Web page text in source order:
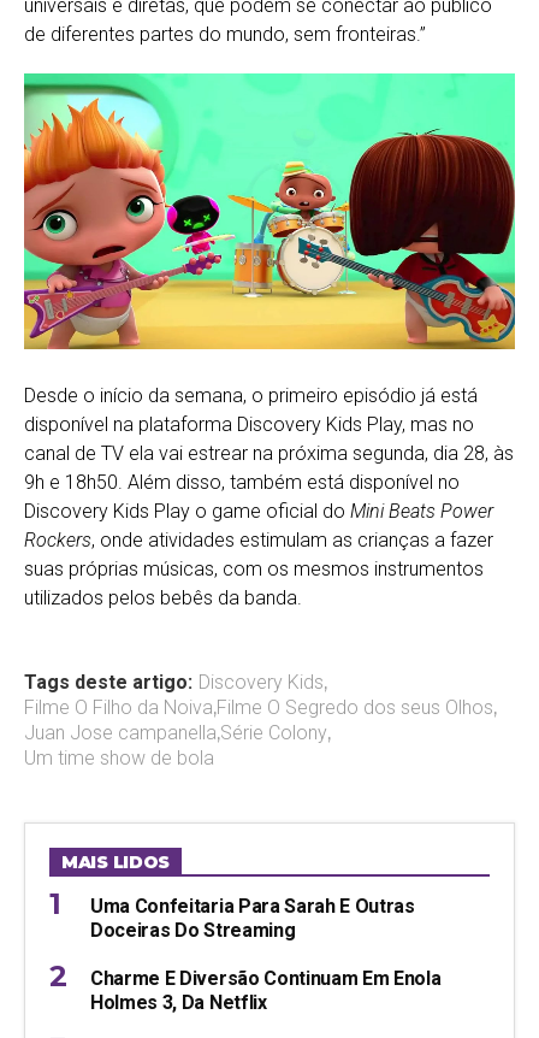
universais e diretas, que podem se conectar ao público
de diferentes partes do mundo, sem fronteiras.”
Desde o início da semana, o primeiro episódio já está
disponível na plataforma Discovery Kids Play, mas no
canal de TV ela vai estrear na próxima segunda, dia 28, às
9h e 18h50. Além disso, também está disponível no
Discovery Kids Play o game oficial do Mini Beats Power
Rockers, onde atividades estimulam as crianças a fazer
suas próprias músicas, com os mesmos instrumentos
utilizados pelos bebês da banda.
Tags deste artigo: Discovery Kids,
Filme O Filho da Noiva,Filme O Segredo dos seus Olhos,
Juan Jose campanella,Série Colony,
Um time show de bola
MAIS LIDOS
Uma Confeitaria Para Sarah E Outras
Doceiras Do Streaming
Charme E Diversão Continuam Em Enola
Holmes 3, Da Netflix